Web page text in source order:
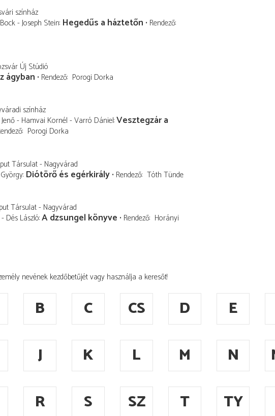
színház
- Joseph Stein Hegedűs a háztetőn Rendező
Új Stúdió
ágyban Rendező Porogi Dorka
színház
- Hamvai Kornél - Varró Dániel Vesztegzár a
Porogi Dorka
Társulat - Nagyvárad
Diótörő és egérkirály Rendező Tóth Tünde
Társulat - Nagyvárad
Dés László A dzsungel könyve Rendező Horányi
nevének kezdőbetűjét vagy használja a keresőt!
B C CS D E
J K L M N
R S SZ T TY